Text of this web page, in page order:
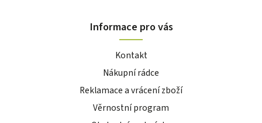
Informace pro vás
Kontakt
Nákupní rádce
Reklamace a vrácení zboží
Věrnostní program